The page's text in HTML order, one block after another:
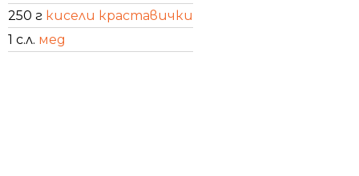
250 г кисели краставички
1 с.л. мед